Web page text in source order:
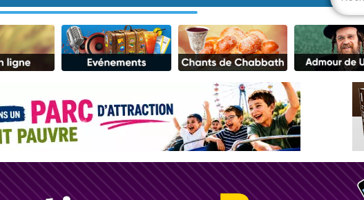
viennent de faire un don pour Diane, 80 ans, dans un appartement insalubre
de donner son Maasser
viennent de nous rejoindre sur WhatsApp
viennent de nous rejoindre sur WhatsApp
viennent de faire un don pour 5 jours de vacances aux Orphelins
de donner son Maasser
viennent de nous rejoindre sur WhatsApp
viennent de demander une bénédiction
musiques dans Torah-Box Music
viennent de faire un don pour Sauvez la jambe de Yohan